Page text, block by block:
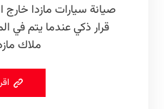
صيانة سيارات مازدا
قرار ذكي عندما يتم في
ملاك